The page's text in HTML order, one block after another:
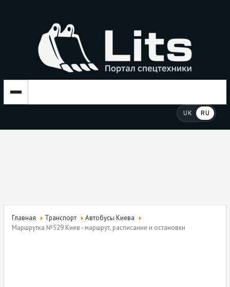
UK RU
Главная Транспорт
Автобусы Киева
Маршрутка №529 Киев - маршрут, расписание и остановки